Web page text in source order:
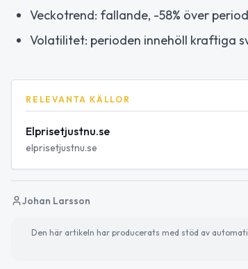
Veckotrend: fallande, -58% över
Volatilitet: perioden innehöll kraftiga
RELEVANTA KÄLLOR
Elprisetjustnu.se
elprisetjustnu.se
Johan Larsson
Den här artikeln har producerats med stöd av